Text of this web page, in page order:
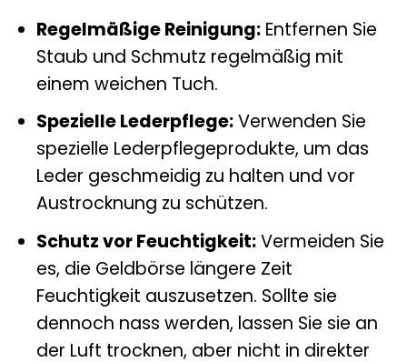
Regelmäßige Reinigung:Entfernen Sie
Staub und Schmutz regelmäßig mit
einem weichen Tuch.
Spezielle Lederpflege:Verwenden Sie
spezielle Lederpflegeprodukte, um das
Leder geschmeidig zu halten und vor
Austrocknung zu schützen.
Schutz vor Feuchtigkeit:Vermeiden Sie
es, die Geldbörse längere Zeit
Feuchtigkeit auszusetzen. Sollte sie
dennoch nass werden, lassen Sie sie an
der Luft trocknen, aber nicht in direkter